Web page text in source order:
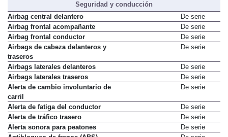
Seguridad y conducción
Airbag central delantero
De serie
Airbag frontal acompañante
De serie
Airbag frontal conductor
De serie
Airbags de cabeza delanteros y
traseros
De serie
Airbags laterales delanteros
De serie
Airbags laterales traseros
De serie
Alerta de cambio involuntario de
carril
De serie
Alerta de fatiga del conductor
De serie
Alerta de tráfico trasero
De serie
Alerta sonora para peatones
De serie